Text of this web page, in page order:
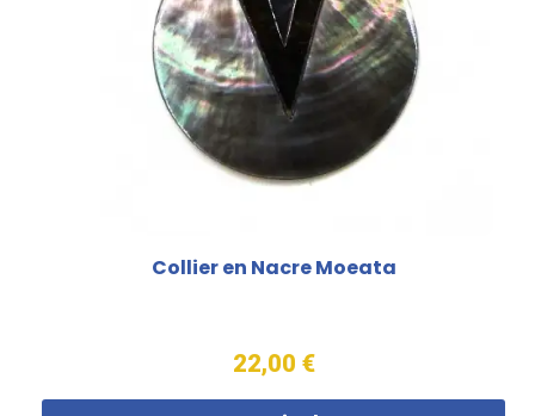
Collier en Nacre Moeata
22,00 €